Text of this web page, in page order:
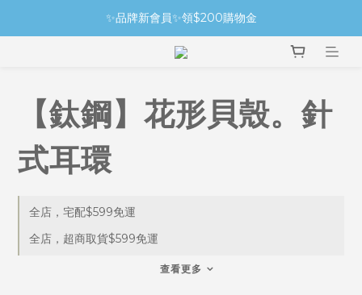
✨品牌新會員✨領$200購物金
【鈦鋼】花形貝殼。針
式耳環
全店，宅配$599免運
全店，超商取貨$599免運
查看更多